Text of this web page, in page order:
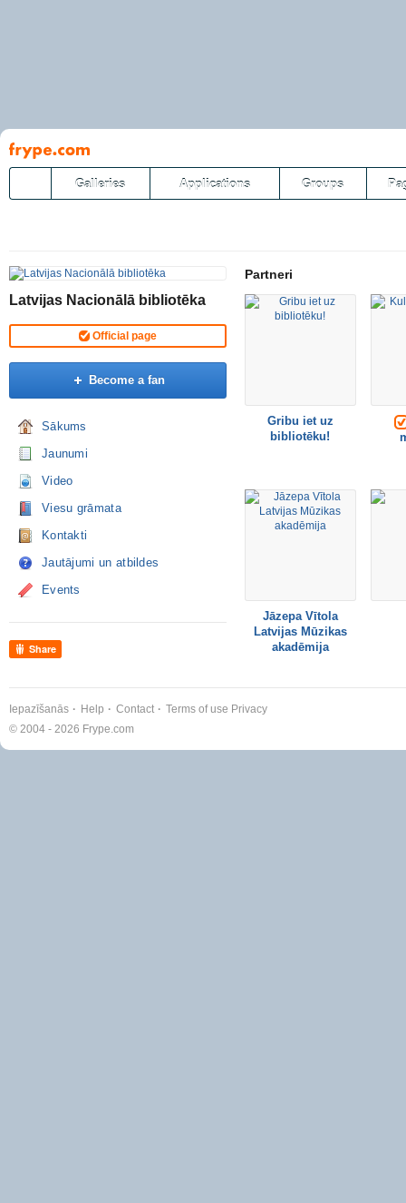
Pāriet
uz
saturu
Galleries Applications Groups
Latvijas Nacionālā bibliotēka
Official page
Become a fan
Sākums
Jaunumi
Video
Viesu grāmata
Kontakti
Jautājumi un atbildes
Events
Share
Partneri
Gribu iet uz
bibliotēku!
Jāzepa Vītola
Latvijas Mūzikas
akadēmija
Iepazīšanās Help Contact Terms of use Privacy
© 2004 - 2026 Frype.com